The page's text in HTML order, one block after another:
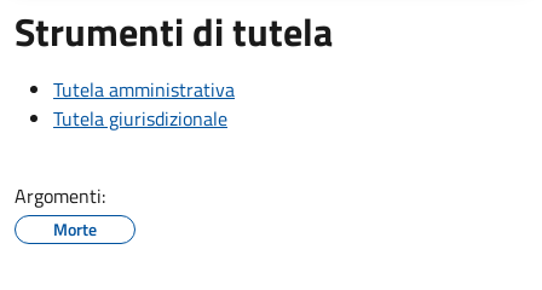
Strumenti di tutela
Tutela amministrativa
Tutela giurisdizionale
Argomenti:
Morte